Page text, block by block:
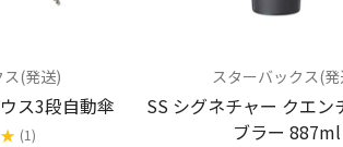
ス(発送)
ス3段自動傘
★ (1)
スターバックス(
SS シグネチャー クエン
ブラー 887ml